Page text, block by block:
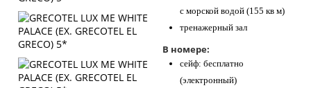
с морской водой (155 кв м)
тренажерный зал
В номере:
сейф: бесплатно
(электронный)